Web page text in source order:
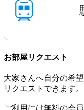
お部屋リクエスト
大家さんへ自分の希
リクエストできます。
ご利用には無料の会